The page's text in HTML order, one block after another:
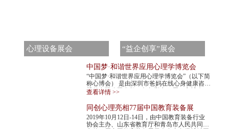
心理设备展会 “益企创享”展会
中国梦·和谐世界应用心理学博览会
“中国梦·和谐世界应用心理学博览会”（以下简
称心博会） 是由深圳市爸妈在线心身健康咨询
股份有限公司发起，每年举办一届。心博会，
不仅是世界民间组织主办的心理学最高级...
查看详情 >>
同创心理亮相77届中国教育装备展
2019年10月12日-14日，由中国教育装备行业
协会主办、山东省教育厅和青岛市人民共同承